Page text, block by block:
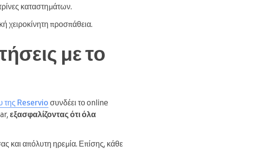
καταστημάτων.
χειροκίνητη προσπάθεια.
με το
της Reservioσυνδέει το online
εξασφαλίζοντας ότι όλα
και απόλυτη ηρεμία. Επίσης, κάθε